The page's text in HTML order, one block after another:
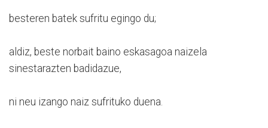
besteren batek sufritu egingo du;
aldiz, beste norbait baino eskasagoa naizela
sinestarazten badidazue,
ni neu izango naiz sufrituko duena.